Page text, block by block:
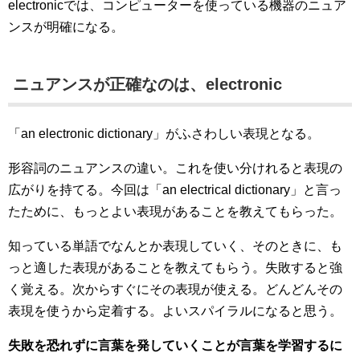
electronicでは、コンピューターを使っている機器のニュア
ンスが明確になる。
ニュアンスが正確なのは、electronic
「an electronic dictionary」がふさわしい表現となる。
形容詞のニュアンスの違い。これを使い分けれると表現の
広がりを持てる。今回は「an electrical dictionary」と言っ
たために、もっとよい表現があることを教えてもらった。
知っている単語でなんとか表現していく、そのときに、も
っと適した表現があることを教えてもらう。失敗すると強
く覚える。次からすぐにその表現が使える。どんどんその
表現を使うから定着する。よいスパイラルになると思う。
失敗を恐れずに言葉を発していくことが言葉を学習するに